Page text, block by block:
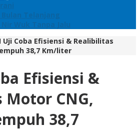
Bulan Telanjang
Nir Wuk Tanpa Jalu
Uji Coba Efisiensi & Realibilitas
38,7 Km/liter
Efisiensi &
CNG,
38,7